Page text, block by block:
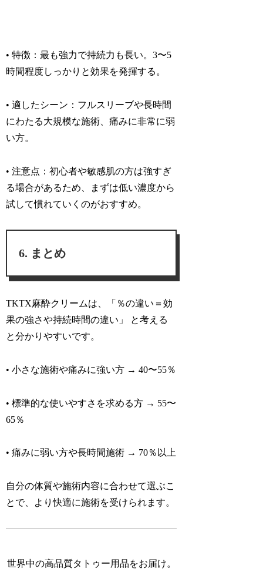
• 特徴：最も強力で持続力も長い。3〜5
時間程度しっかりと効果を発揮する。
• 適したシーン： フルスリーブや長時間
にわたる大規模な施術、痛みに非常に弱
い方。
• 注意点：初心者や敏感肌の方は強すぎ
る場合があるため、まずは低い濃度から
試して慣れていくのがおすすめ。
まとめ
TKTX麻酔クリームは、「 ％の違い＝効
果の強さや持続時間の違い 」 と考える
と分かりやすいです。
• 小さな施術や痛みに強い方 → 40〜55％
• 標準的な使いやすさを求める方 → 55〜
65％
• 痛みに弱い方や長時間施術 → 70％以上
自分の体質や施術内容に合わせて選ぶこ
とで、より快適に施術を受けられます。
世界中の高品質タトゥー用品をお届け。